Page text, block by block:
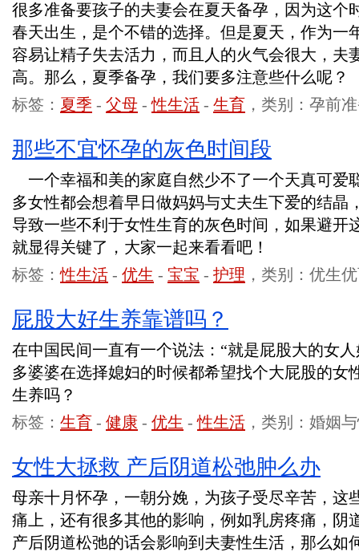
很多准备要孩子的夫妻会在夏天备孕，因为这个
春天出生，是个不错的选择。但是夏天，作为一
容易让精子失去活力，而且人的火气会很大，夫
高。那么，夏季备孕，我们要多注意些什么呢？
标签： 夏季 - 父母 -性生活 - 生育 ，类别：孕前
那些不宜怀孕的灰色时间段
一个幸福和美的家庭自然少不了一个天真可爱
多女性都会想着早日做妈妈与丈夫生下爱的结晶
导致一些不利于女性生育的灰色时间，如果避开
就显得关键了，大家一起来看看吧！
标签：性生活 - 优生 - 宝宝 - 护理 ，类别：优生
屁股大好生养靠谱吗？
在中国民间一直有一个说法：“就是屁股大的女
多婆婆在选择媳妇的时候都希望找个大屁股的女
生养吗？
标签： 生育 - 健康 - 优生 -性生活 ，类别：婚姻
女性大拯救 产后阴道松弛肿么办
母亲十月怀孕，一朝分娩，为孩子受尽辛苦，这
痛上，还有很多其他的影响，例如乳房疼痛，阴
产后阴道松弛的话会影响到夫妻性生活，那么如